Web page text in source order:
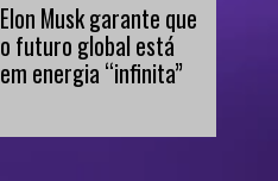
Elon Musk garante que
o futuro global está
em energia “infinita”